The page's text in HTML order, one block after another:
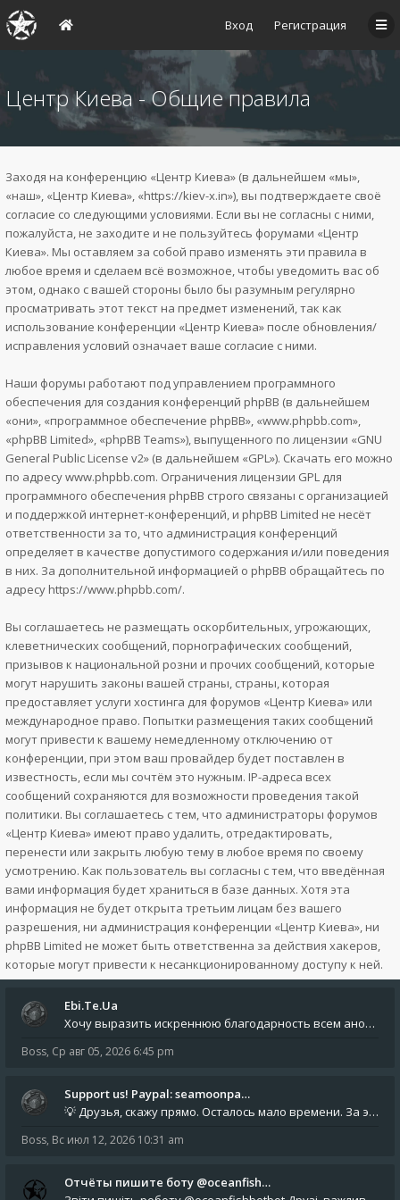
Вход Регистрация
Центр Киева - Общие правила
Заходя на конференцию «Центр Киева» (в дальнейшем «мы»,
«наш», «Центр Киева», «https://kiev-x.in»), вы подтверждаете своё
согласие со следующими условиями. Если вы не согласны с ними,
пожалуйста, не заходите и не пользуйтесь форумами «Центр
Киева». Мы оставляем за собой право изменять эти правила в
любое время и сделаем всё возможное, чтобы уведомить вас об
этом, однако с вашей стороны было бы разумным регулярно
просматривать этот текст на предмет изменений, так как
использование конференции «Центр Киева» после обновления/
исправления условий означает ваше согласие с ними.
Наши форумы работают под управлением программного
обеспечения для создания конференций phpBB (в дальнейшем
«они», «программное обеспечение phpBB», «www.phpbb.com»,
«phpBB Limited», «phpBB Teams»), выпущенного по лицензии «GNU
General Public License v2» (в дальнейшем «GPL»). Скачать его можно
по адресуwww.phpbb.com. Ограничения лицензии GPL для
программного обеспечения phpBB строго связаны с организацией
и поддержкой интернет-конференций, и phpBB Limited не несёт
ответственности за то, что администрация конференций
определяет в качестве допустимого содержания и/или поведения
в них. За дополнительной информацией о phpBB обращайтесь по
адресу https://www.phpbb.com/.
Вы соглашаетесь не размещать оскорбительных, угрожающих,
клеветнических сообщений, порнографических сообщений,
призывов к национальной розни и прочих сообщений, которые
могут нарушить законы вашей страны, страны, которая
предоставляет услуги хостинга для форумов «Центр Киева» или
международное право. Попытки размещения таких сообщений
могут привести к вашему немедленному отключению от
конференции, при этом ваш провайдер будет поставлен в
известность, если мы сочтём это нужным. IP-адреса всех
сообщений сохраняются для возможности проведения такой
политики. Вы соглашаетесь с тем, что администраторы форумов
«Центр Киева» имеют право удалить, отредактировать,
перенести или закрыть любую тему в любое время по своему
усмотрению. Как пользователь вы согласны с тем, что введённая
вами информация будет храниться в базе данных. Хотя эта
информация не будет открыта третьим лицам без вашего
разрешения, ни администрация конференции «Центр Киева», ни
phpBB Limited не может быть ответственна за действия хакеров,
которые могут привести к несанкционированному доступу к ней.
Ebi.Te.Ua
Хочу выразить искреннюю благодарность всем анонимным пользователям, которые поддержали наше сообщество финансово. Благод
Boss, Ср авг 05, 2026 6:45 pm
Support us! Paypal: seamoonpa…
💡 Друзья, скажу прямо. Осталось мало времени. За это время нам нужно закрыть последние обязательные расходы: около 500
Boss, Вс июл 12, 2026 10:31 am
Отчёты пишите боту @oceanfish…